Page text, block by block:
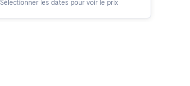
Sélectionner les dates pour voir le prix